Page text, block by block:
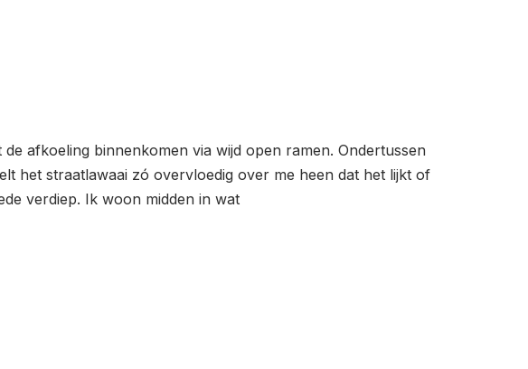
afkoeling binnenkomen via wijd open ramen. Ondertussen
het straatlawaai zó overvloedig over me heen dat het lijkt of
verdiep. Ik woon midden in wat